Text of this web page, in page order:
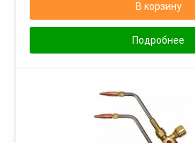
В корзину
Подробнее